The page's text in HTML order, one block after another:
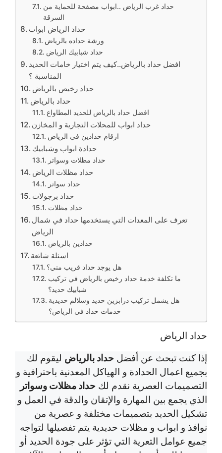
حداد غرب الرياض ..ابواب مصفحة للحماية من
حداد الرياض ابواب
ورشة حداده بالرياض
حداد شبابيك الرياض
افضل حداد بالرياض..كيف يتم اختيار خامات الحديد
المناسبة ؟
حداد رخيص بالرياض
حداد بالرياض
افضل حداد بالرياض للحديد المطاواع
حداد ابواب للمحلات التجارية و المخازن
ارقام حدادين في الرياض
حدادة ابواب وشبابيك
حداد مظلات وسواتر
حداد مظلات الرياض
حداد سواتر
حداد برجولات
حداد مظلات
تعرف على المعدات التي يستخدمها حداد في شمال
الرياض
حدادين بالرياض
اسئلة شائعة
هل يوجد حداد قريب مني؟
ما تكلفة خدمة حداد رخيص بالرياض في تركيب
شبابيك حديد؟
هل يشمل تركيب درابزين حديد وسلالم حديدية
خدمات حداد في الرياض؟
حداد الرياض
إذا كنت تبحث عن أفضل حداد بالرياض ليقوم لك
بجميع اعمال الحدادة و الهياكل المعدنية باحترافية و
التصميمات العصرية نقدم لك حداد مظلات وسواتر
الذي يجمع بين المهارة والإتقان والدقة في العمل و
تشكيل الحديد بتصميمات مختلفة و عصرية من
نوافذ و ابواب و مظلات حديدية يتم تفصيلها لتواجه
جميع عوامل التعرية التي تؤثر على جودة الحديد أو